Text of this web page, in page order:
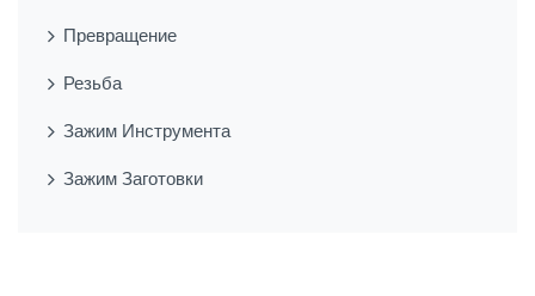
Превращение
Резьба
Зажим Инструмента
Зажим Заготовки